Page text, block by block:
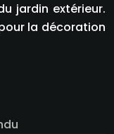
jardin extérieur.
la décoration